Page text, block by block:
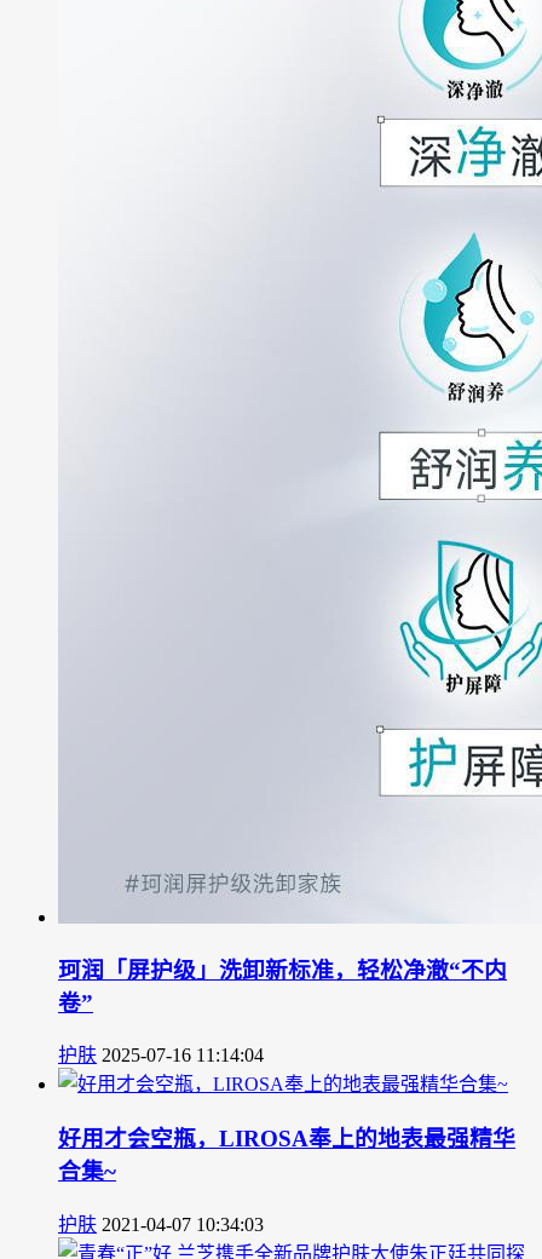
珂润「屏护级」洗卸新标准，轻松净澈“不内
卷”
护肤 2025-07-16 11:14:04
好用才会空瓶，LIROSA奉上的地表最强精华
合集~
护肤 2021-04-07 10:34:03